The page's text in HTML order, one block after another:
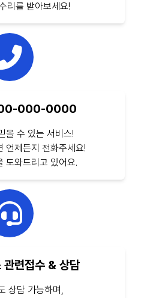
리를 받아보세요!
000-0000
을 수 있는 서비스!
언제든지 전화주세요!
도와드리고 있어요.
관련접수 & 상담
상담 가능하며,